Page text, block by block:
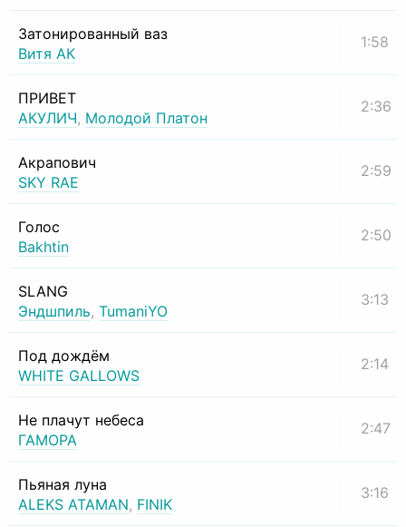
Затонированный ваз
Витя АК
1:58
ПРИВЕТ
АКУЛИЧ, Молодой Платон
2:36
Акрапович
SKY RAE
2:59
Голос
Bakhtin
2:50
SLANG
Эндшпиль, TumaniYO
3:13
Под дождём
WHITE GALLOWS
2:14
Не плачут небеса
ГАМОРА
2:47
Пьяная луна
ALEKS ATAMAN, FINIK
3:16